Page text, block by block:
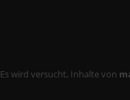
Es wird versucht, Inhalte von